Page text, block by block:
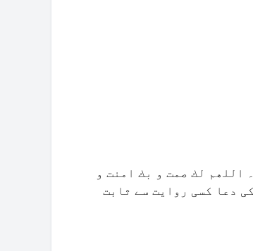
اللھم لك صمت و بك امنت و
دعا کسی روایت سے ثابت